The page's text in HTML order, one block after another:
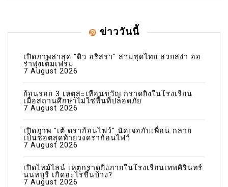
ข่าววันนี้
เปิดภาพล่าสุด "ดิว อริสรา" สวมชุดไทย สวยสง่า ออ
ร่าพุ่งเต็มเฟรม
7 August 2026
ย้อนรอย 3 เหตุสะเทือนขวัญ กราดยิงในโรงเรียน
เมื่อสถานศึกษาไม่ใช่พื้นที่ปลอดภัย
7 August 2026
เปิดภาพ "เต้ ดราก้อนไฟว์" นัดเจอกับเพื่อน กลาย
เป็นช็อตสุดท้ายวงดราก้อนไฟว์
7 August 2026
เปิดไทม์ไลน์ เหตุกราดยิงภายในโรงเรียนเทพศิรินทร์
นนทบุรี เกิดอะไรขึ้นบ้าง?
7 August 2026